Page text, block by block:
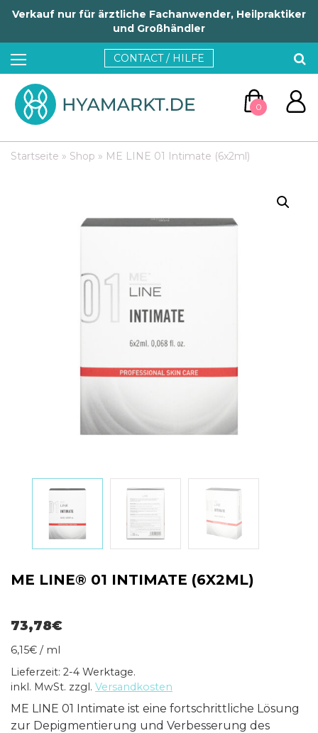
Verkauf nur für ärztliche Fachanwender, Heilpraktiker
und Großhändler
CONTACT / HILFE
0
WEITER EINKAUFEN
Startseite » Shop » ME LINE 01 Intimate (6x2ml)
ME LINE® 01 INTIMATE (6X2ML)
73,78€
6,15€ / ml
Lieferzeit: 2-4 Werktage.
inkl. MwSt. zzgl. Versandkosten
ME LINE 01 Intimate ist eine fortschrittliche Lösung
zur Depigmentierung und Verbesserung des